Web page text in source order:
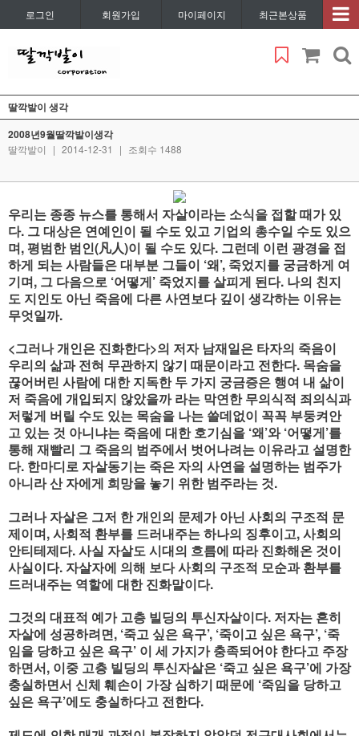
로그인 회원가입 마이페이지 최근본상품
딸깍발이 생각
2008년9월딸깍발이생각
딸깍발이 | 2014-12-31 | 조회수 1488
우리는 종종 뉴스를 통해서 자살이라는 소식을 접할 때가 있
다. 그 대상은 연예인이 될 수도 있고 기업의 총수일 수도 있으
며, 평범한 범인(凡人)이 될 수도 있다. 그런데 이런 광경을 접
하게 되는 사람들은 대부분 그들이 ‘왜’, 죽었지를 궁금하게 여
기며, 그 다음으로 ‘어떻게’ 죽었지를 살피게 된다. 나의 친지
도 지인도 아닌 죽음에 다른 사연보다 깊이 생각하는 이유는
무엇일까.
<그러나 개인은 진화한다>의 저자 남재일은 타자의 죽음이
우리의 삶과 전혀 무관하지 않기 때문이라고 전한다. 목숨을
끊어버린 사람에 대한 지독한 두 가지 궁금증은 행여 내 삶이
저 죽음에 개입되지 않았을까 라는 막연한 무의식적 죄의식과
저렇게 버릴 수도 있는 목숨을 나는 쓸데없이 꼭꼭 부둥켜안
고 있는 것 아니냐는 죽음에 대한 호기심을 ‘왜’와 ‘어떻게’를
통해 재빨리 그 죽음의 범주에서 벗어나려는 이유라고 설명한
다. 한마디로 자살동기는 죽은 자의 사연을 설명하는 범주가
아니라 산 자에게 희망을 놓기 위한 범주라는 것.
그러나 자살은 그저 한 개인의 문제가 아닌 사회의 구조적 문
제이며, 사회적 환부를 드러내주는 하나의 징후이고, 사회의
안티테제다. 사실 자살도 시대의 흐름에 따라 진화해온 것이
사실이다. 자살자에 의해 보다 사회의 구조적 모순과 환부를
드러내주는 역할에 대한 진화말이다.
그것의 대표적 예가 고층 빌딩의 투신자살이다. 저자는 흔히
자살에 성공하려면, ‘죽고 싶은 욕구’, ‘죽이고 싶은 욕구’, ‘죽
임을 당하고 싶은 욕구’ 이 세 가지가 충족되어야 한다고 주장
하면서, 이중 고층 빌딩의 투신자살은 ‘죽고 싶은 욕구’에 가장
충실하면서 신체 훼손이 가장 심하기 때문에 ‘죽임을 당하고
싶은 욕구’에도 충실하다고 전한다.